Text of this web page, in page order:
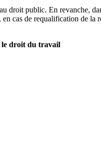
droit public. En revanche,
cas de requalification de
le droit du travail